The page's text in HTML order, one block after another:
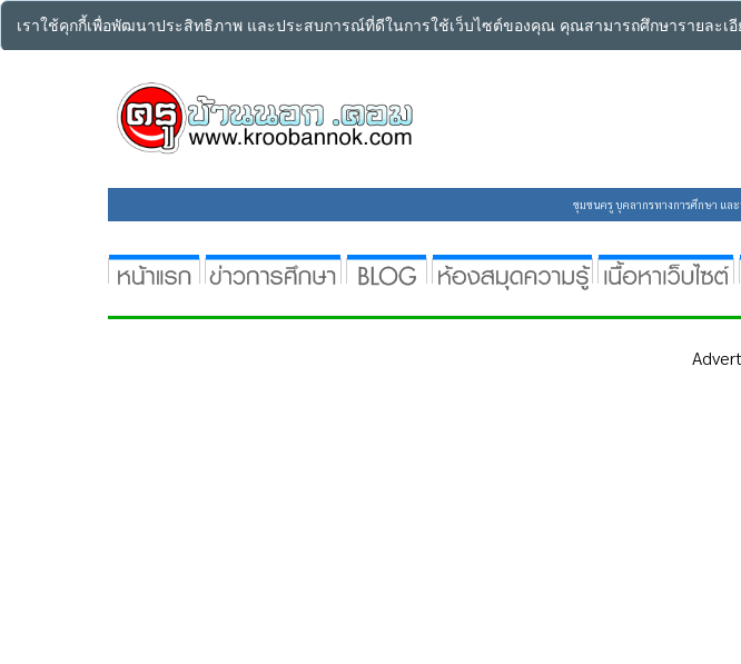
เราใช้คุกกี้เพื่อพัฒนาประสิทธิภาพ และประสบการณ์ที่ดีในการใช้เว็บไซต์ของคุณ คุณสามารถศึกษารายละเอี
ชุมชนครู บุคลากรทางการศึกษา แล